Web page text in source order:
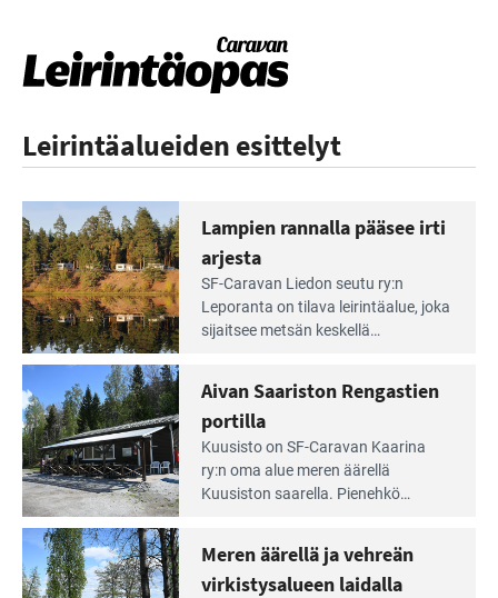
Leirintäalueiden esittelyt
Lue
Leirintäoppaan
artikkeli:
Lampien
rannalla
pääsee
irti
arjesta
Lampien rannalla pääsee irti
arjesta
SF-Caravan Liedon seutu ry:n
Leporanta on tilava leirintäalue, joka
sijaitsee metsän kes­kellä
tarjoaa ympäris­töineen kauniit
maisemat ja loistavat virkistäytymis­
mahdollisuudet.
Lue
Leirintäoppaan
artikkeli:
Aivan
Saariston
Rengastien
portilla
Aivan Saariston Rengastien
portilla
Kuusisto on SF-Caravan Kaarina
ry:n oma alue meren äärellä
Kuusiston saarella. Pie­nehkö
Meren äärellä ja vehreän
virkistysalueen laidalla